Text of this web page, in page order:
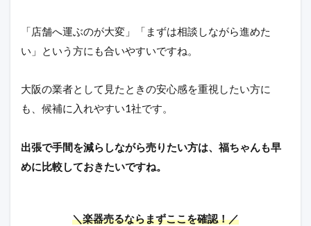
「店舗へ運ぶのが大変」「まずは相談しながら進めた
い」という方にも合いやすいですね。
大阪の業者として見たときの安心感を重視したい方に
も、候補に入れやすい1社です。
出張で手間を減らしながら売りたい方は、福ちゃんも早
めに比較しておきたいですね。
＼楽器売るならまずここを確認！／